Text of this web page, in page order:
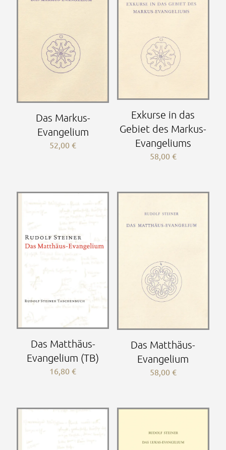
Das Markus-
Evangelium
52,00€
Exkurse in das
Gebiet des Markus-
Evangeliums
58,00 €
Das Matthäus-
Evangelium (TB)
16,80€
Das Matthäus-
Evangelium
58,00 €